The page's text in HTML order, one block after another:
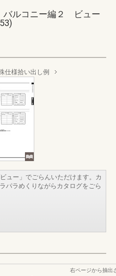
ルコニー編２ ビュー
仕様拾い出し例
ュー」でごらんいただけます。カ
パラめくりながらカタログをごら
右ページから抽出